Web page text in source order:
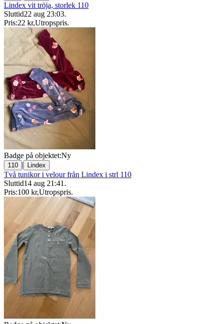
Lindex vit tröja, storlek 110
Sluttid22 aug 23:03.
Pris:22 kr,Utropspris.
Badge på objektet:Ny
110 | Lindex
Två tunikor i velour från Lindex i strl 110
Sluttid14 aug 21:41 .
Pris:100 kr,Utropspris.